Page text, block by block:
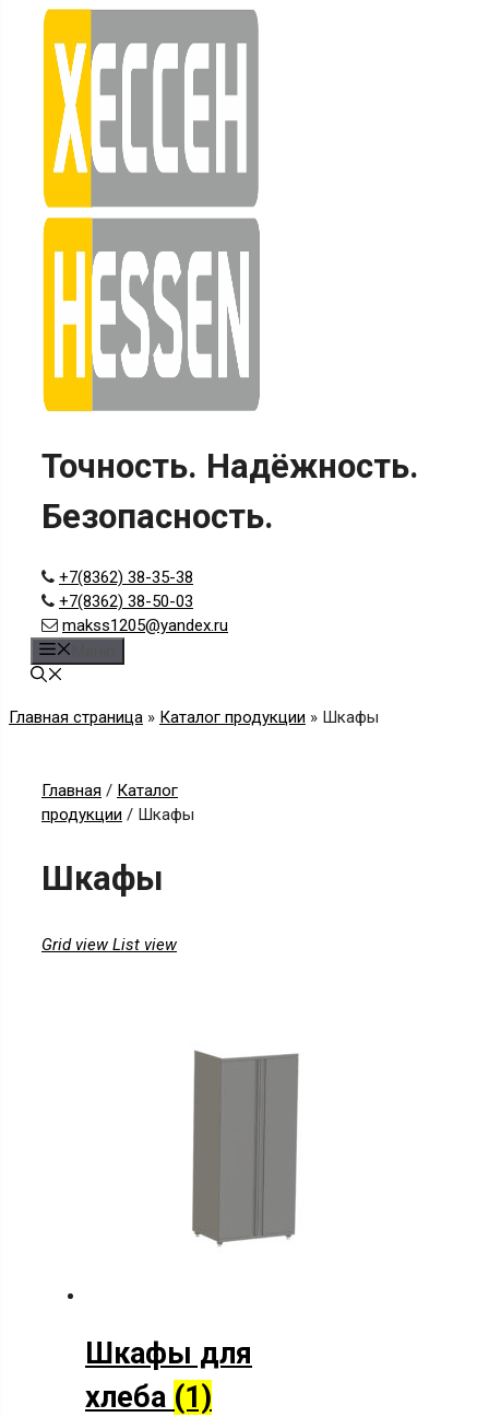
content
Точность. Надёжность.
Безопасность.
+7(8362) 38-35-38
+7(8362) 38-50-03
makss1205@yandex.ru
Главная страница » Каталог продукции » Шкафы
Главная / Каталог
продукции / Шкафы
Шкафы
Grid view List view
Шкафы для
хлеба (1)